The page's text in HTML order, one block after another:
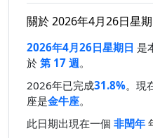
關於 2026年4月26日星
2026年4月26日星期日 是
於 第 17 週。
2026年已完成31.8%。現
座是金牛座。
此日期出現在一個 非閏年